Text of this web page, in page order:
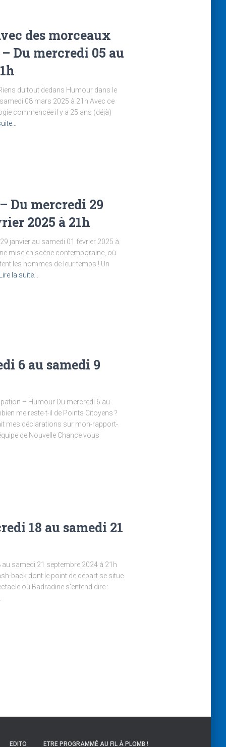
des morceaux
Du mercredi 05 au
du tout dedans Humour dans le
08 mars 2025 à 21h Avec ce
commencée il y a 25 ans (déjà)
Du mercredi 29
2025 à 21h
janvier au samedi 01 février 2025 à
mise en scène contemporaine, où
les hommes de leur temps ! Un
la suite…
6 au samedi 9
– Humour Du mercredi 6 au
me reste-t-il de Points Citoyens ?
mes déclarations sur mon-rapport-
de Nouvelle Chance vous
18 au samedi 21
samedi 21 septembre 2024 à 21h
back dont le point de départ se situe
où Badradine s’entend dire :
EDITO ETRE PROGRAMMÉ AU FIL À PLOMB !